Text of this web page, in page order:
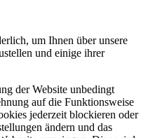
um Ihnen über unsere
und einige ihrer
der Website unbedingt
auf die Funktionsweise
jederzeit blockieren oder
ändern und das